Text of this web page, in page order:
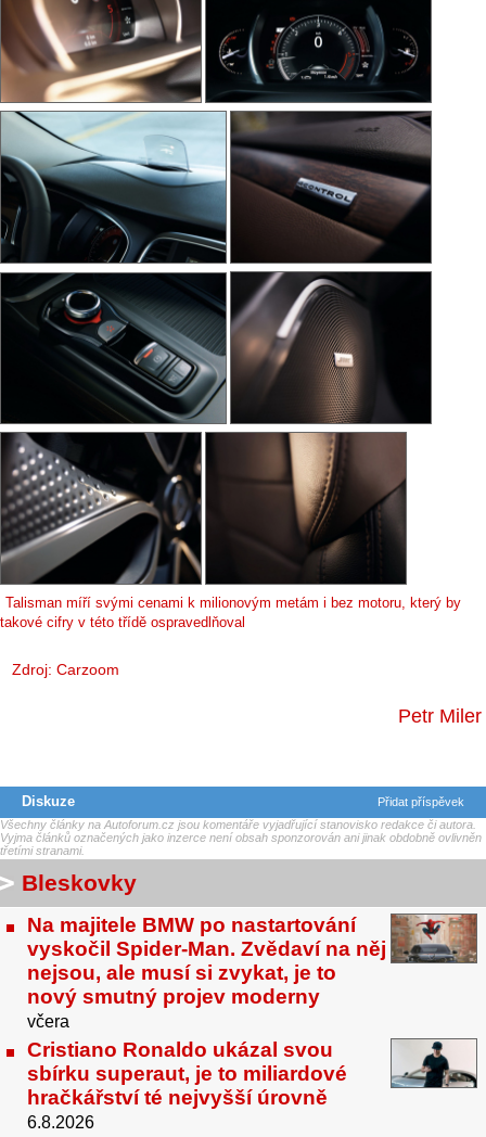
Talisman míří svými cenami k milionovým metám i bez motoru, který by
takové cifry v této třídě ospravedlňoval
Zdroj: Carzoom
Petr Miler
Diskuze
Přidat příspěvek
Všechny články na Autoforum.cz jsou komentáře vyjadřující stanovisko redakce či autora.
Vyjma článků označených jako inzerce není obsah sponzorován ani jinak obdobně ovlivněn
třetími stranami.
Bleskovky
Na majitele BMW po nastartování
vyskočil Spider-Man. Zvědaví na něj
nejsou, ale musí si zvykat, je to
nový smutný projev moderny
včera
Cristiano Ronaldo ukázal svou
sbírku superaut, je to miliardové
hračkářství té nejvyšší úrovně
6.8.2026